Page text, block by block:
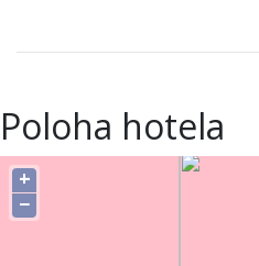
Poloha hotela
+
−